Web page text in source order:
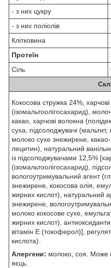
- з них цукру
- з них поліолів
Клітковина
Протеїн
Сіль
Кокосова стружка 24%,
(ізомальтоолігосахарид),
какао, харчові волокна
суха, підсолоджувачі (мальтит,
молоко сухе знежирене,
лецитин), натуральний
із підсолоджувачами 12,5%
(ізомальтоолігосахарид),
вологоутримувальний агент
знежирене, кокосова олія,
жирних кислот), натуральний
знежирене,
молоко кокосове сухе,
жирних кислот),
вітамін E (токоферол)],
кислота).
Алергени: молоко, соя. Може
яєць.